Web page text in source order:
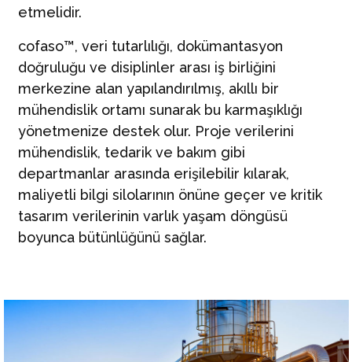
etmelidir.
cofaso™, veri tutarlılığı, dokümantasyon
doğruluğu ve disiplinler arası iş birliğini
merkezine alan yapılandırılmış, akıllı bir
mühendislik ortamı sunarak bu karmaşıklığı
yönetmenize destek olur. Proje verilerini
mühendislik, tedarik ve bakım gibi
departmanlar arasında erişilebilir kılarak,
maliyetli bilgi silolarının önüne geçer ve kritik
tasarım verilerinin varlık yaşam döngüsü
boyunca bütünlüğünü sağlar.